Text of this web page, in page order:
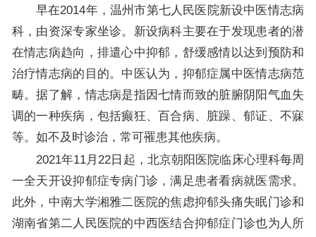
早在2014年，温州市第七人民医院新设中医情志病
科，由资深专家坐诊。新设病科主要在于发现患者的潜
在情志病趋向，排遣心中抑郁，舒缓感情以达到预防和
治疗情志病的目的。中医认为，抑郁症属中医情志病范
畴。据了解，情志病是指因七情而致的脏腑阴阳气血失
调的一种疾病，包括癫狂、百合病、脏躁、郁证、不寐
等。如不及时诊治，常可罹患其他疾病。
2021年11月22日起，北京朝阳医院临床心理科每周
一全天开设抑郁症专病门诊，满足患者看病就医需求。
此外，中南大学湘雅二医院的焦虑抑郁头痛失眠门诊和
湖南省第二人民医院的中西医结合抑郁症门诊也为人所